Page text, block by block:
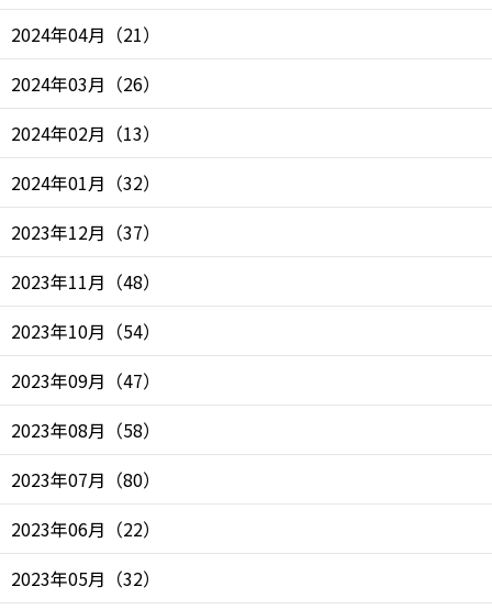
2024年04月 （21）
2024年03月 （26）
2024年02月 （13）
2024年01月 （32）
2023年12月 （37）
2023年11月 （48）
2023年10月 （54）
2023年09月 （47）
2023年08月 （58）
2023年07月 （80）
2023年06月 （22）
2023年05月 （32）